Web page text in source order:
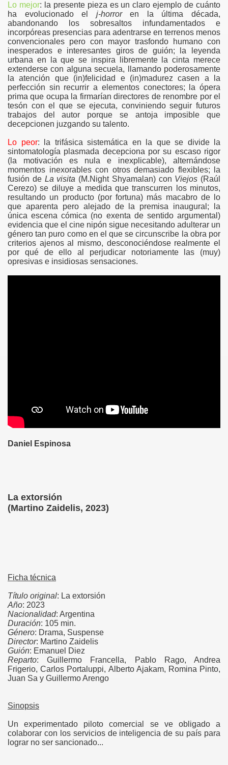
Lo mejor: la presente pieza es un claro ejemplo de cuánto
ha evolucionado el j-horroren la última década,
abandonando los sobresaltos infundamentados e
incorpóreas presencias para adentrarse en terrenos menos
convencionales pero con mayor trasfondo humano con
inesperados e interesantes giros de guión; la leyenda
urbana en la que se inspira libremente la cinta merece
extenderse con alguna secuela, llamando poderosamente
la atención que (in)felicidad e (in)madurez casen a la
perfección sin recurrir a elementos conectores; la ópera
prima que ocupa la firmarían directores de renombre por el
tesón con el que se ejecuta, conviniendo seguir futuros
trabajos del autor porque se antoja imposible que
decepcionen juzgando su talento.
Lo peor: la trifásica sistemática en la que se divide la
sintomatología plasmada decepciona por su escaso rigor
(la motivación es nula e inexplicable), alternándose
momentos inexorables con otros demasiado flexibles; la
fusión de La visita (M.Night Shyamalan) con Viejos (Raúl
Cerezo) se diluye a medida que transcurren los minutos,
resultando un producto (por fortuna) más macabro de lo
que aparenta pero alejado de la premisa inaugural; la
única escena cómica (no exenta de sentido argumental)
evidencia que el cine nipón sigue necesitando adulterar un
género tan puro como en el que se circunscribe la obra por
criterios ajenos al mismo, desconociéndose realmente el
por qué de ello al perjudicar notoriamente las (muy)
opresivas e insidiosas sensaciones.
Daniel Espinosa
La extorsión
(Martino Zaidelis, 2023)
Ficha técnica
Título original: La extorsión
Año: 2023
Nacionalidad: Argentina
Duración: 105 min.
Género: Drama, Suspense
Director: Martino Zaidelis
Guión: Emanuel Diez
Reparto: Guillermo Francella, Pablo Rago, Andrea
Frigerio, Carlos Portaluppi, Alberto Ajakam, Romina Pinto,
Juan Sa y Guillermo Arengo
Sinopsis
Un experimentado piloto comercial se ve obligado a
colaborar con los servicios de inteligencia de su país para
lograr no ser sancionado...